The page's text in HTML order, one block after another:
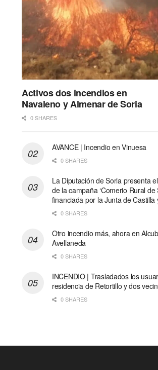
Activos dos incendios en
Navaleno y Almenar de Soria
0 SHARES
AVANCE | Incendio en Vinuesa
0 SHARES
La Diputación de Soria presenta
de la campaña ‘Comerio Rural de
financiada por la Junta de Castilla
0 SHARES
Otro incendio más, ahora en
Avellaneda
0 SHARES
INCENDIO | Trasladados los
residencia de Retortillo y dos
0 SHARES